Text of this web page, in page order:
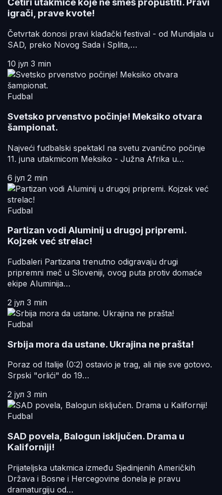
Četiri utakmice koje ne smeš propustiti. Pravi
igrači, prave kvote!
Četvrtak donosi pravi klađački festival - od Mundijala u
SAD, preko Novog Sada i Splita,…
10 јул 3 min
Fudbal
Svetsko prvenstvo počinje! Meksiko otvara
šampionat.
Najveći fudbalski spektakl na svetu zvanično počinje
11. juna utakmicom Meksiko - Južna Afrika u…
6 јул 2 min
Fudbal
Partizan vodi Aluminij u drugoj pripremi.
Kojzek već strelac!
Fudbaleri Partizana trenutno odigravaju drugi
pripremni meč u Sloveniji, ovog puta protiv domaće
ekipe Aluminija…
2 јул 3 min
Fudbal
Srbija mora da ustane. Ukrajina ne prašta!
Poraz od Italije (0:2) ostavio je trag, ali nije sve gotovo.
Srpski "orlići" do 19…
2 јул 3 min
Fudbal
SAD povela, Balogun isključen. Drama u
Kaliforniji!
Prijateljska utakmica između Sjedinjenih Američkih
Država i Bosne i Hercegovine donela je pravu
dramaturgiju od…